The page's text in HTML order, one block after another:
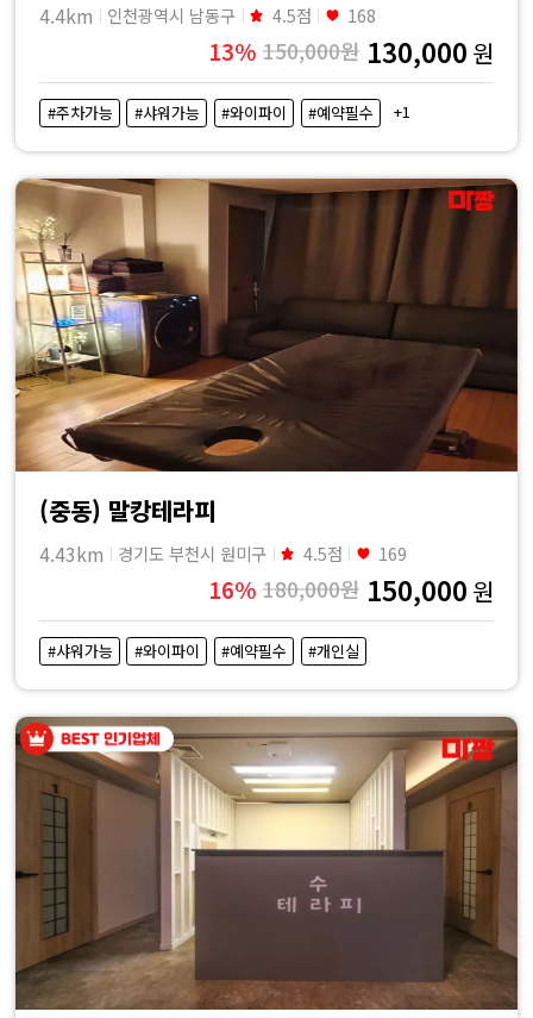
4.4km 인천광역시 남동구 4.5점 168
13% 150,000원 130,000 원
#주차가능 #샤워가능 #와이파이 #예약필수 +1
(중동) 말캉테라피
4.43km 경기도 부천시 원미구 4.5점 169
16% 180,000원 150,000 원
#샤워가능 #와이파이 #예약필수 #개인실